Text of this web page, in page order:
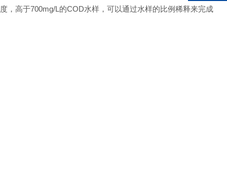
高于700mg/L的COD水样，可以通过水样的比例稀释来完成